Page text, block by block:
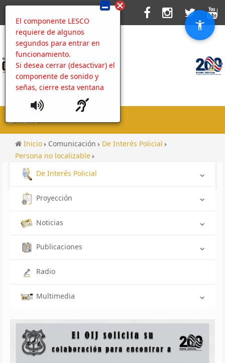
El componente LESCO
requiere de algunos
segundos para entrar en
funcionamiento.
Si desea cerrar (desactivar) el
componente de sonido y
señas, cierre esta ventana
MENU
Inicio Comunicación
De Interés Policial
Persona no localizable
No localizada OIJ Pérez Zeledón: Ashly Alondra Calderón
Vargas
De Interés Policial
Proyección
Noticias
Publicaciones
Radio
Multimedia